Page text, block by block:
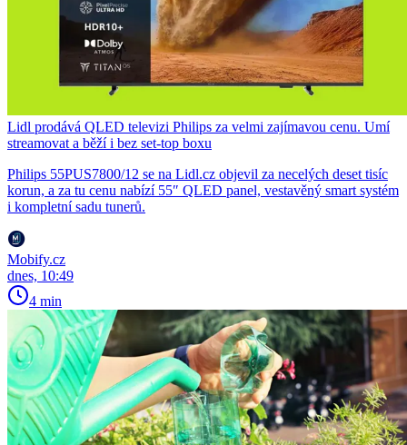
Lidl prodává QLED televizi Philips za velmi zajímavou cenu. Umí
streamovat a běží i bez set-top boxu
Philips 55PUS7800/12 se na Lidl.cz objevil za necelých deset tisíc
korun, a za tu cenu nabízí 55″ QLED panel, vestavěný smart systém
i kompletní sadu tunerů.
Mobify.cz
dnes, 10:49
4 min